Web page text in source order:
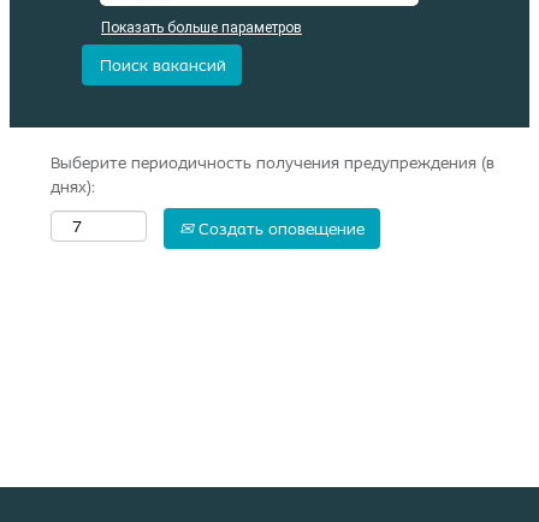
Показать больше параметров
Выберите периодичность получения предупреждения (в
днях):
Создать оповещение